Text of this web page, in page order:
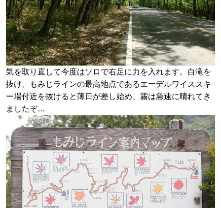
気を取り直して今度はソロで右足に力を入れます。白滝を
抜け、もみじラインの最高地点であるエーデルワイススキ
ー場付近を抜けると薄日が差し始め、霧は急速に晴れてき
ましたぞ…